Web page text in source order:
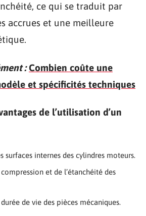
ce qui se traduit par
accrues et une meilleure
: Combien coûte une
et spécificités techniques
de l’utilisation d’un
surfaces internes des cylindres moteurs.
et de l’étanchéité des
de vie des pièces mécaniques.